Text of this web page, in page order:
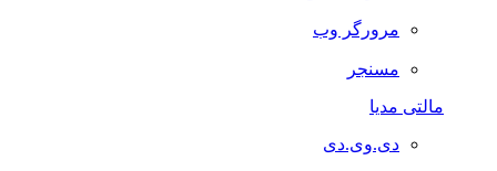
مرورگر وب
مسنجر
مالتی مدیا
دی.وی.دی